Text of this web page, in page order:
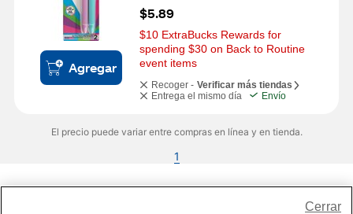
Agregar
$5.89
$10 ExtraBucks Rewards for
spending $30 on Back to Routine
event items
Recoger - Verificar más tiendas
Entrega el mismo día
Envío
El precio puede variar entre compras en línea y en tienda.
1
Cerrar